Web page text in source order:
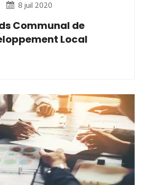
8 juil 2020
Communal de
Local